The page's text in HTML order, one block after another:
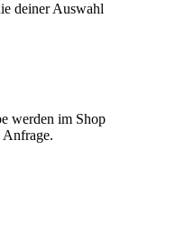
deiner Auswahl
werden im Shop
Anfrage.